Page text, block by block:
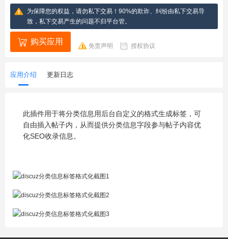
为保障您的权益，请勿私下交易！90%的欺诈、纠纷由私下交易导
致，私下交易产生的问题不归平台管。
购买应用 免责声明 授权协议
应用介绍 更新日志
此插件用于将分类信息用后台自定义的格式生成标签，可
自由插入帖子内，从而提供分类信息字段参与帖子内容优
化SEO收录信息。